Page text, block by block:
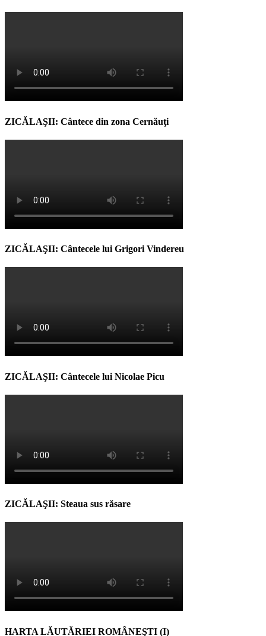
ZICĂLAŞII: Cântece din zona Cernăuţi
ZICĂLAŞII: Cântecele lui Grigori Vindereu
ZICĂLAŞII: Cântecele lui Nicolae Picu
ZICĂLAŞII: Steaua sus răsare
HARTA LĂUTĂRIEI ROMÂNEŞTI (I)